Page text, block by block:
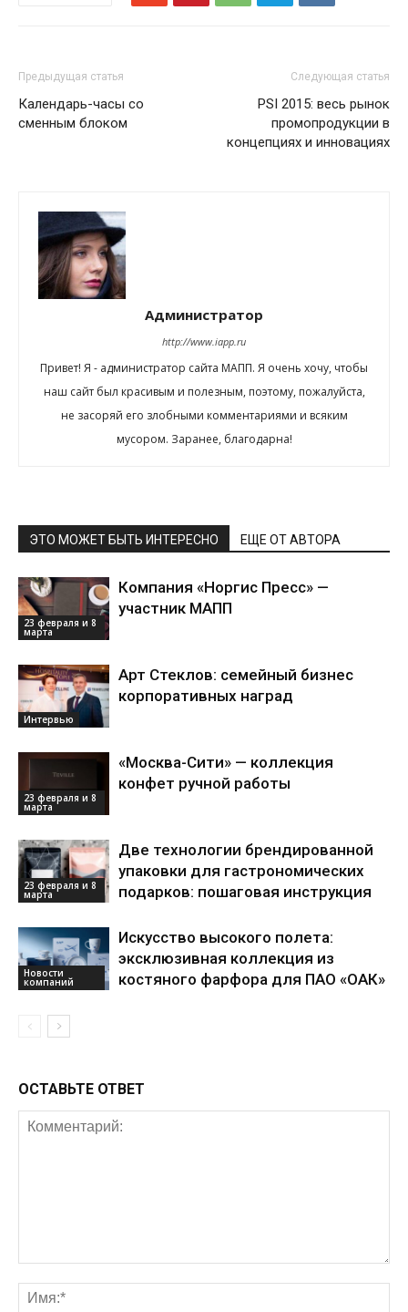
Предыдущая статья
Календарь-часы со
сменным блоком
Следующая статья
PSI 2015: весь рынок
промопродукции в
концепциях и инновациях
Администратор
http://www.iapp.ru
Привет! Я - администратор сайта МАПП. Я очень хочу, чтобы
наш сайт был красивым и полезным, поэтому, пожалуйста,
не засоряй его злобными комментариями и всяким
мусором. Заранее, благодарна!
ЭТО МОЖЕТ БЫТЬ ИНТЕРЕСНО ЕЩЕ ОТ АВТОРА
23 февраля и 8
марта
Компания «Норгис Пресс» —
участник МАПП
Интервью
Арт Стеклов: семейный бизнес
корпоративных наград
23 февраля и 8
марта
«Москва-Сити» — коллекция
конфет ручной работы
23 февраля и 8
марта
Две технологии брендированной
упаковки для гастрономических
подарков: пошаговая инструкция
Новости
компаний
Искусство высокого полета:
эксклюзивная коллекция из
костяного фарфора для ПАО «ОАК»
ОСТАВЬТЕ ОТВЕТ